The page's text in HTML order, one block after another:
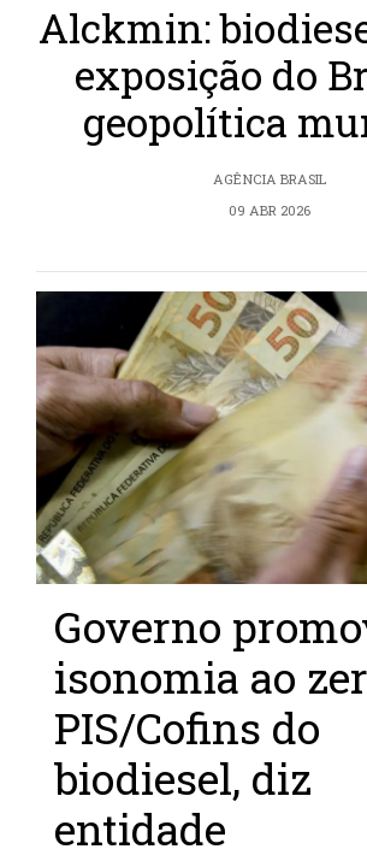
Alckmin:
exposição do
geopolítica
AGÊNCIA BRASIL
09 ABR 2026
Governo
isonomia ao
PIS/Cofins do
biodiesel, diz
entidade